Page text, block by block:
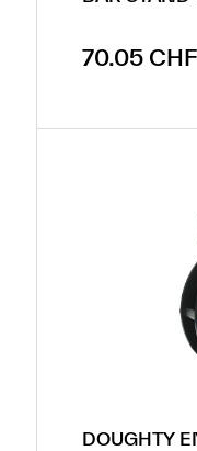
Prix régulier :
70.05 CHF
DOUGHTY